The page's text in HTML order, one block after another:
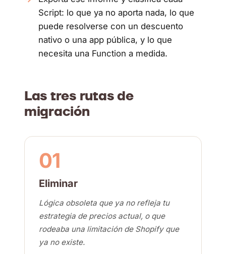
Script: lo que ya no aporta nada, lo que
puede resolverse con un descuento
nativo o una app pública, y lo que
necesita una Function a medida.
Las tres rutas de
migración
01
Eliminar
Lógica obsoleta que ya no refleja tu
estrategia de precios actual, o que
rodeaba una limitación de Shopify que
ya no existe.